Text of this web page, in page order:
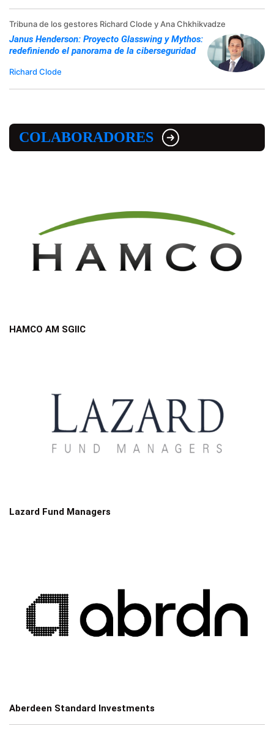
Tribuna de los gestores Richard Clode y Ana Chkhikvadze
Janus Henderson: Proyecto Glasswing y Mythos:
redefiniendo el panorama de la ciberseguridad
Richard Clode
COLABORADORES
HAMCO AM SGIIC
Lazard Fund Managers
Aberdeen Standard Investments